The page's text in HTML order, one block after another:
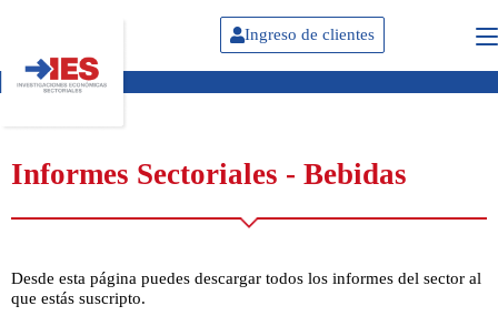
Ingreso de clientes
Informes Sectoriales - Bebidas
Desde esta página puedes descargar todos los informes del sector al
que estás suscripto.